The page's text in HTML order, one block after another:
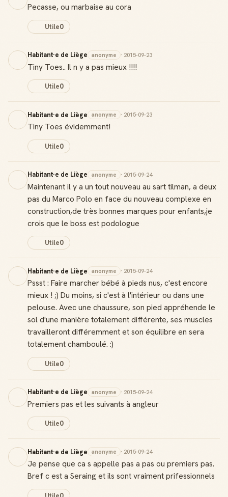
Pecasse, ou marbaise au cora
Utile0
Habitant·e de Liège anonyme · 2015-09-23
Tiny Toes.. Il n y a pas mieux !!!!
Utile0
Habitant·e de Liège anonyme · 2015-09-23
Tiny Toes évidemment!
Utile0
Habitant·e de Liège anonyme · 2015-09-24
Maintenant il y a un tout nouveau au sart tilman, a deux
pas du Marco Polo en face du nouveau complexe en
construction,de très bonnes marques pour enfants,je
crois que le boss est podologue
Utile0
Habitant·e de Liège anonyme · 2015-09-24
Pssst : Faire marcher bébé à pieds nus, c'est encore
mieux ! ;) Du moins, si c'est à l'intérieur ou dans une
pelouse. Avec une chaussure, son pied appréhende le
sol d'une manière totalement différente, ses muscles
travailleront différemment et son équilibre en sera
totalement chamboulé. :)
Utile0
Habitant·e de Liège anonyme · 2015-09-24
Premiers pas et les suivants à angleur
Utile0
Habitant·e de Liège anonyme · 2015-09-24
Je pense que ca s appelle pas a pas ou premiers pas.
Bref c est a Seraing et ils sont vraiment prifessionnels